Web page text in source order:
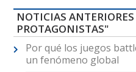
NOTICIAS
PROTAGONISTAS"
Por qué los juegos
un fenómeno global